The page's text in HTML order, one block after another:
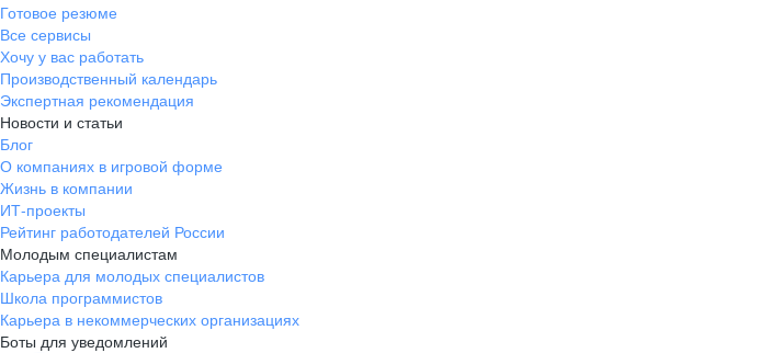
Готовое резюме
Все сервисы
Хочу у вас работать
Производственный календарь
Экспертная рекомендация
Новости и статьи
Блог
О компаниях в игровой форме
Жизнь в компании
ИТ-проекты
Рейтинг работодателей России
Молодым специалистам
Карьера для молодых специалистов
Школа программистов
Карьера в некоммерческих организациях
Боты для уведомлений